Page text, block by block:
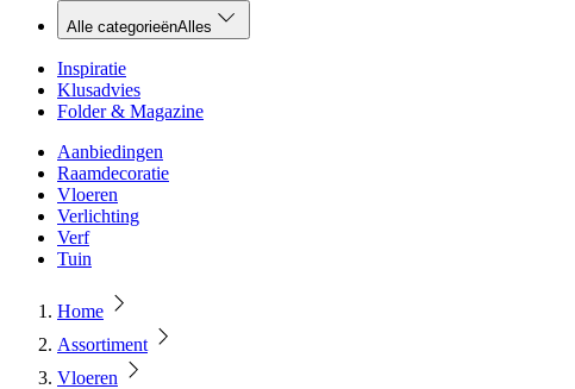
Alle categorieënAlles
Inspiratie
Klusadvies
Folder & Magazine
Aanbiedingen
Raamdecoratie
Vloeren
Verlichting
Verf
Tuin
Home
Assortiment
Vloeren